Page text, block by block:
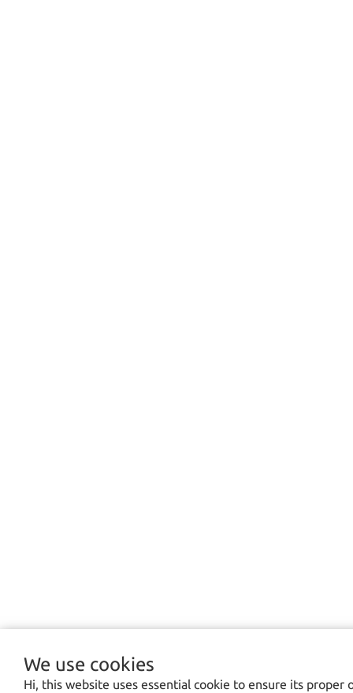
We use cookies
Hi, this website uses essential cookie to ensure its